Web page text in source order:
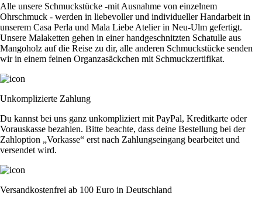
Alle unsere Schmuckstücke -mit Ausnahme von einzelnem
Ohrschmuck - werden in liebevoller und individueller Handarbeit in
unserem Casa Perla und Mala Liebe Atelier in Neu-Ulm gefertigt.
Unsere Malaketten gehen in einer handgeschnitzten Schatulle aus
Mangoholz auf die Reise zu dir, alle anderen Schmuckstücke senden
wir in einem feinen Organzasäckchen mit Schmuckzertifikat.
Unkomplizierte Zahlung
Du kannst bei uns ganz unkompliziert mit PayPal, Kreditkarte oder
Vorauskasse bezahlen. Bitte beachte, dass deine Bestellung bei der
Zahloption „Vorkasse“ erst nach Zahlungseingang bearbeitet und
versendet wird.
Versandkostenfrei ab 100 Euro in Deutschland